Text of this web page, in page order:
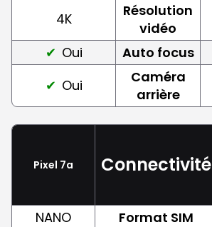
4K
Résolution
vidéo
Oui
Auto focus
Oui
Caméra
arrière
Pixel 7a Connectivité
NANO Format SIM